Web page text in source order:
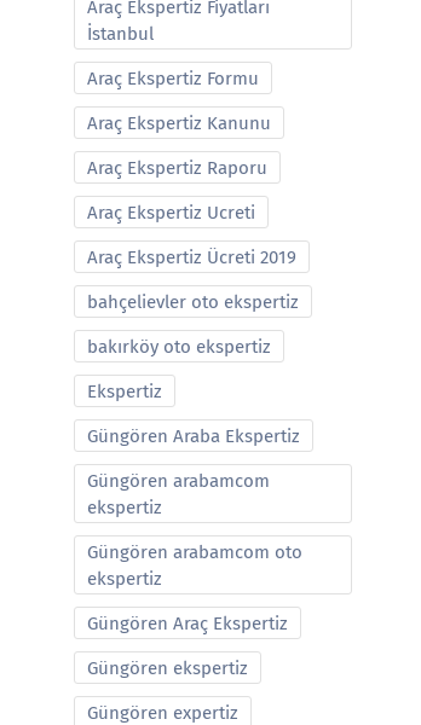
Araç Ekspertiz Fiyatları
İstanbul
Araç Ekspertiz Formu
Araç Ekspertiz Kanunu
Araç Ekspertiz Raporu
Araç Ekspertiz Ucreti
Araç Ekspertiz Ücreti 2019
bahçelievler oto ekspertiz
bakırköy oto ekspertiz
Ekspertiz
Güngören Araba Ekspertiz
Güngören arabamcom
ekspertiz
Güngören arabamcom oto
ekspertiz
Güngören Araç Ekspertiz
Güngören ekspertiz
Güngören expertiz